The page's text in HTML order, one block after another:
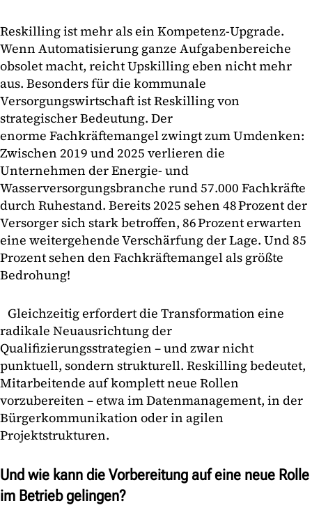
Reskilling ist mehr als ein Kompetenz-Upgrade.
Wenn Automatisierung ganze Aufgabenbereiche
obsolet macht, reicht Upskilling eben nicht mehr
aus. Besonders für die kommunale
Versorgungswirtschaft ist Reskilling von
strategischer Bedeutung. Der
enorme Fachkräftemangel zwingt zum Umdenken:
Zwischen 2019 und 2025 verlieren die
Unternehmen der Energie- und
Wasserversorgungsbranche rund 57.000 Fachkräfte
durch Ruhestand. Bereits 2025 sehen 48 Prozent der
Versorger sich stark betroffen, 86 Prozent erwarten
eine weitergehende Verschärfung der Lage. Und 85
Prozent sehen den Fachkräftemangel als größte
Bedrohung!
Gleichzeitig erfordert die Transformation eine
radikale Neuausrichtung der
Qualifizierungsstrategien – und zwar nicht
punktuell, sondern strukturell. Reskilling bedeutet,
Mitarbeitende auf komplett neue Rollen
vorzubereiten – etwa im Datenmanagement, in der
Bürgerkommunikation oder in agilen
Projektstrukturen.
Und wie kann die Vorbereitung auf eine neue Rolle
im Betrieb gelingen?